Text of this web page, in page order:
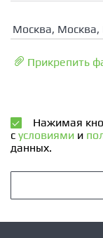
Москва,
Прикрепить
Нажимая
с условиями и
данных.